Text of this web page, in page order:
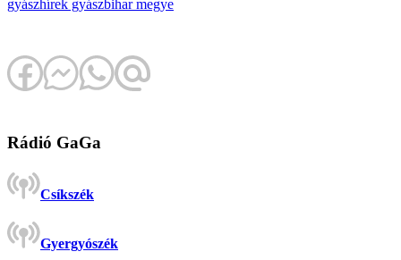
gyászhírek gyászbihar megye
Rádió GaGa
Csíkszék
Gyergyószék